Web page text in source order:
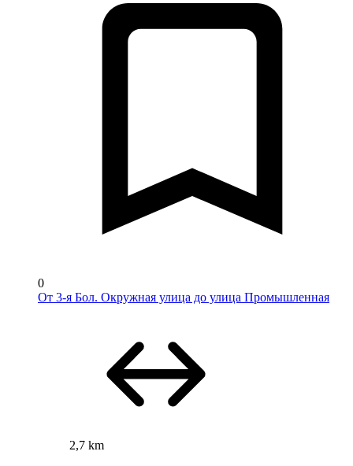
0
От 3-я Бол. Окружная улица до улица Промышленная
2,7 km